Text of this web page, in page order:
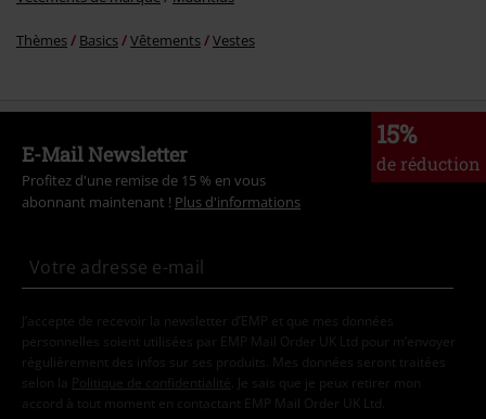
Thèmes Basics Vêtements Vestes
15%
de réduction
E-Mail Newsletter
Profitez d'une remise de 15 % en vous
abonnant maintenant ! Plus d'informations
J’accepte de recevoir la newsletter d’EMP et que mes données
personnelles soient utilisées par EMP Mail Order UK Ltd pour m’envoyer
régulièrement des infos sur ses produits. Mes données seront traitées
selon la
Politique de confidentialité . Je sais que je peux retirer mon
accord à tout moment en contactant EMP Mail Order UK Ltd.